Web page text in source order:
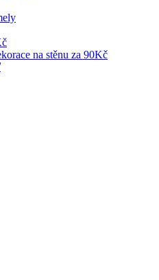
na stěnu za 90Kč